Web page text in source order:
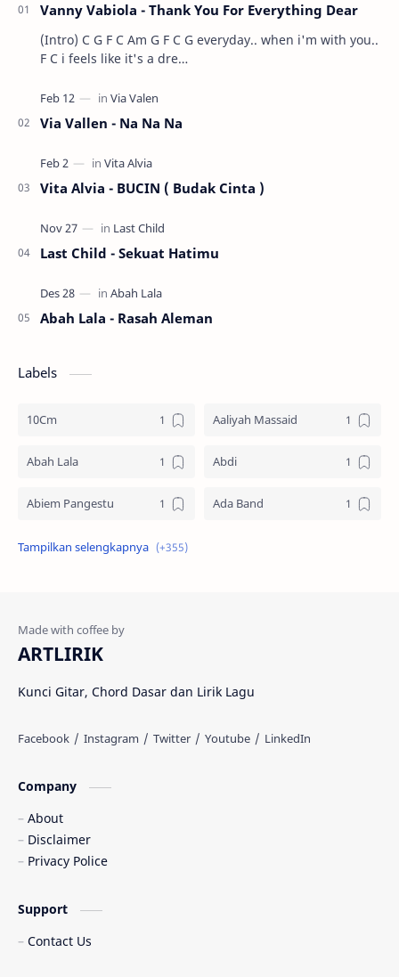
Vanny Vabiola - Thank You For Everything Dear
(Intro) C G F C Am G F C G everyday.. when i'm with you..
F C i feels like it's a dre…
Via Vallen - Na Na Na
Vita Alvia - BUCIN ( Budak Cinta )
Last Child - Sekuat Hatimu
Abah Lala - Rasah Aleman
Labels
10Cm Aaliyah Massaid
Abah Lala Abdi
Abiem Pangestu Ada Band
Ade La Muhu
Afgan
Ami Rahmi
Anak Kompleks
Andy Lo Wi
ARTLIRIK
Kunci Gitar, Chord Dasar dan Lirik Lagu
Company
About
Disclaimer
Privacy Police
Support
Contact Us